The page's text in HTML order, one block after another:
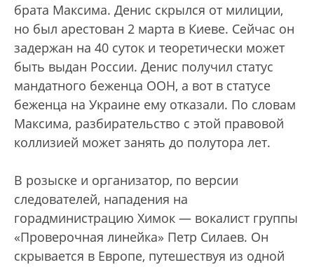
брата Максима. Денис скрылся от милиции,
но был арестован 2 марта в Киеве. Сейчас он
задержан на 40 суток и теоретически может
быть выдан России. Денис получил статус
мандатного беженца ООН, а вот в статусе
беженца на Украине ему отказали. По словам
Максима, разбирательство с этой правовой
коллизией может занять до полутора лет.
В розыске и организатор, по версии
следователей, нападения на
горадминистрацию Химок — вокалист группы
«Проверочная линейка» Петр Силаев. Он
скрывается в Европе, путешествуя из одной